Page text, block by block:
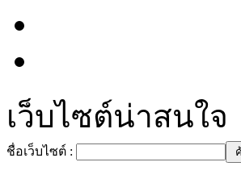
เว็บไซต์น่าสนใจ
ชื่อเว็บไซต์ :